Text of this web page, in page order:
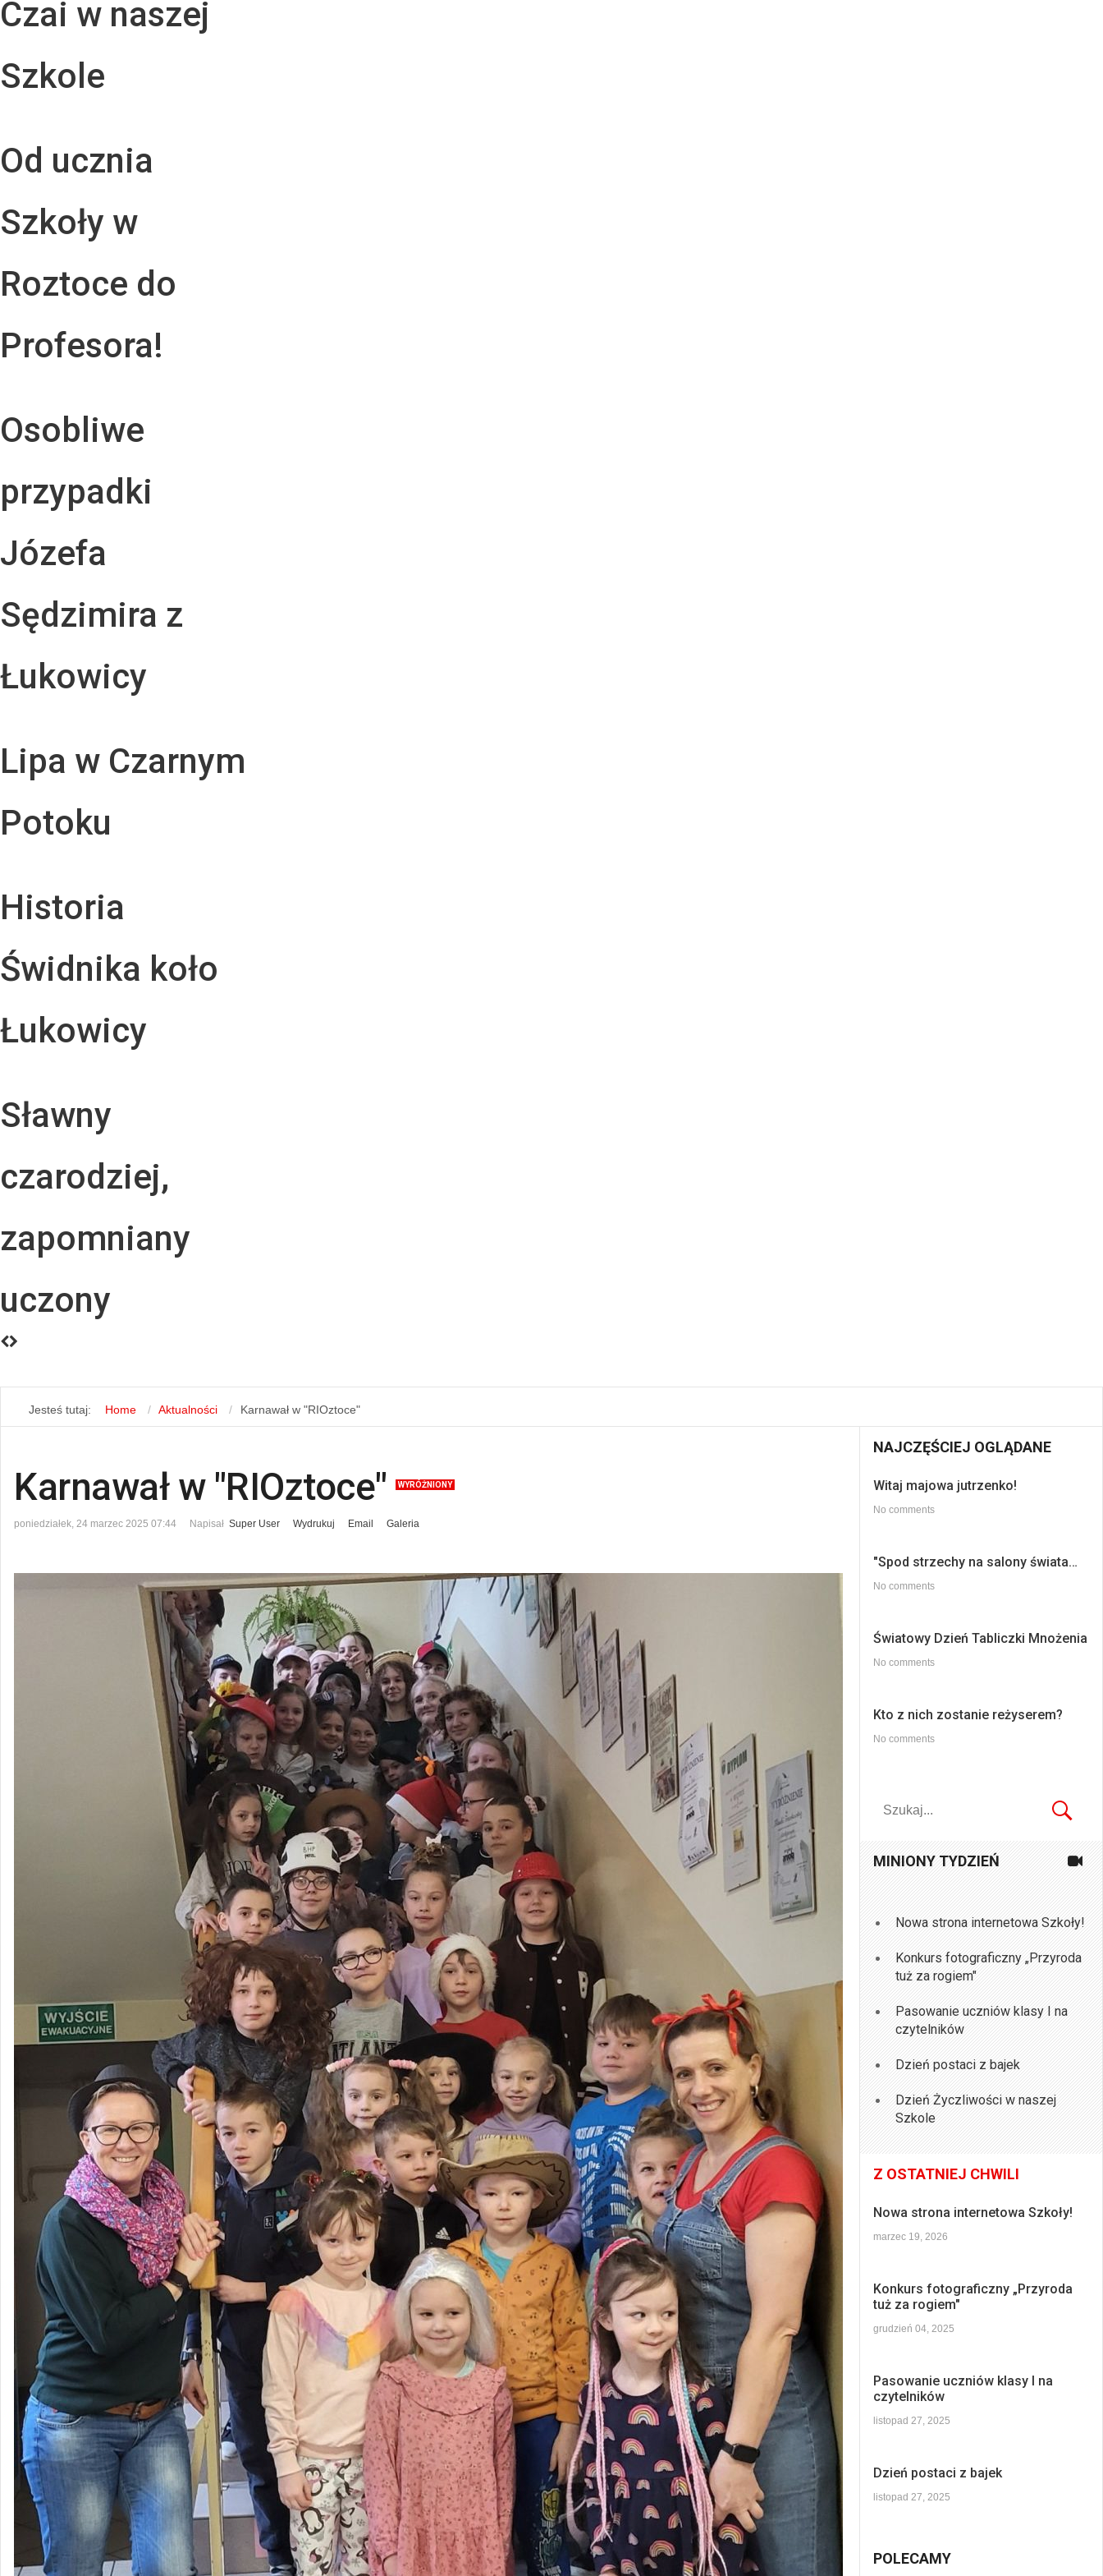
Czai w naszej
Szkole
Od ucznia
Szkoły w
Roztoce do
Profesora!
Osobliwe
przypadki
Józefa
Sędzimira z
Łukowicy
Lipa w Czarnym
Potoku
Historia
Świdnika koło
Łukowicy
Sławny
czarodziej,
zapomniany
uczony
Jesteś tutaj: Home Aktualności Karnawał w "RIOztoce"
Karnawał w "RIOztoce" WYRÓŻNIONY
poniedziałek, 24 marzec 2025 07:44 Napisał Super User Wydrukuj Email Galeria
NAJCZĘŚCIEJ OGLĄDANE
Witaj majowa jutrzenko!
No comments
"Spod strzechy na salony świata…
No comments
Światowy Dzień Tabliczki Mnożenia
No comments
Kto z nich zostanie reżyserem?
No comments
MINIONY TYDZIEŃ
Nowa strona internetowa Szkoły!
Konkurs fotograficzny „Przyroda
tuż za rogiem"
Pasowanie uczniów klasy I na
czytelników
Dzień postaci z bajek
Dzień Życzliwości w naszej
Szkole
Z OSTATNIEJ CHWILI
Nowa strona internetowa Szkoły!
marzec 19, 2026
Konkurs fotograficzny „Przyroda
tuż za rogiem"
grudzień 04, 2025
Pasowanie uczniów klasy I na
czytelników
listopad 27, 2025
Dzień postaci z bajek
listopad 27, 2025
POLECAMY